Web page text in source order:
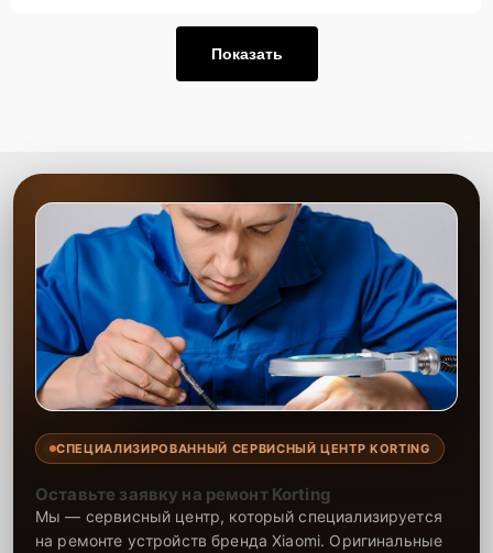
Показать
СПЕЦИАЛИЗИРОВАННЫЙ СЕРВИСНЫЙ ЦЕНТР KORTING
Оставьте заявку на ремонт Korting
Мы — сервисный центр, который специализируется
на ремонте устройств бренда Xiaomi. Оригинальные